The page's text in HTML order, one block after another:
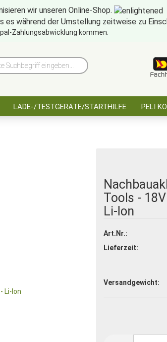
10 Jahre saarbatt Hinweise für öffentl.
Bitte
wir unseren Online-Shop.
während der Umstellung zeitweise zu
Zahlungsabwicklung kommen.
LADE-/TESTGERÄTE/STARTHILFE PELI
Tools -
Li-Ion
Art.Nr.:
Lieferzeit:
Versandgewicht: